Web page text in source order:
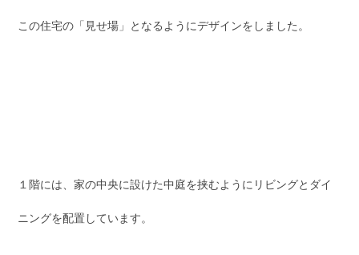
この住宅の「見せ場」となるようにデザインをしました。
１階には、家の中央に設けた中庭を挟むようにリビングとダイ
ニングを配置しています。